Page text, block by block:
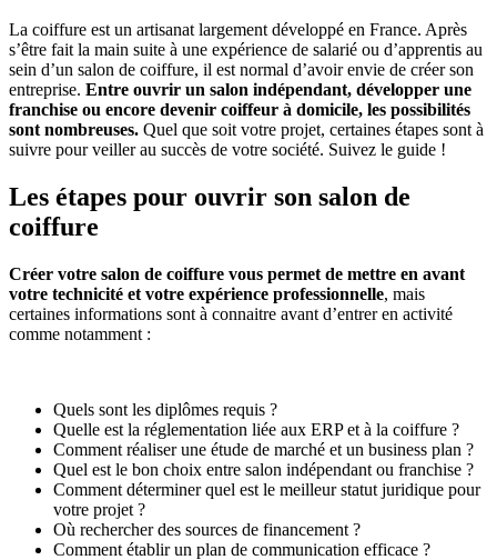
La coiffure est un artisanat largement développé en France. Après
s’être fait la main suite à une expérience de salarié ou d’apprentis au
sein d’un salon de coiffure, il est normal d’avoir envie de créer son
entreprise. Entre ouvrir un salon indépendant, développer une
franchise ou encore devenir coiffeur à domicile, les possibilités
sont nombreuses. Quel que soit votre projet, certaines étapes sont à
suivre pour veiller au succès de votre société. Suivez le guide !
Les étapes pour ouvrir son salon de
coiffure
Créer votre salon de coiffure vous permet de mettre en avant
votre technicité et votre expérience professionnelle, mais
certaines informations sont à connaitre avant d’entrer en activité
comme notamment :
Quels sont les diplômes requis ?
Quelle est la réglementation liée aux ERP et à la coiffure ?
Comment réaliser une étude de marché et un business plan ?
Quel est le bon choix entre salon indépendant ou franchise ?
Comment déterminer quel est le meilleur statut juridique pour
votre projet ?
Où rechercher des sources de financement ?
Comment établir un plan de communication efficace ?